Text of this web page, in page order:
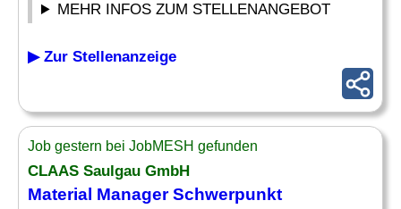
MEHR INFOS ZUM STELLENANGEBOT
▶ Zur Stellenanzeige
Job gestern bei JobMESH gefunden
CLAAS Saulgau GmbH
Material ManagerSchwerpunkt